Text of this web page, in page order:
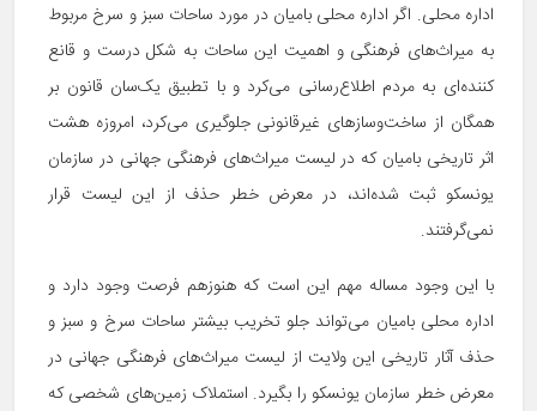
اداره محلی. اگر اداره محلی بامیان در مورد ساحات سبز و سرخ مربوط
به میراث‌های فرهنگی و اهمیت این ساحات به شکل درست و قانع
کننده‌ای به مردم اطلاع‌رسانی می‌کرد و با تطبیق یک‌سان قانون بر
همگان از ساخت‌و‌سازهای غیرقانونی جلوگیری می‌کرد، امروزه هشت
اثر تاریخی بامیان که در لیست میراث‌های فرهنگی جهانی در سازمان
یونسکو ثبت شده‌اند، در معرض خطر حذف از این لیست قرار
نمی‌گرفتند.
با این وجود مساله مهم این است که هنوزهم فرصت وجود دارد و
اداره محلی بامیان می‌تواند جلو تخریب بیشتر ساحات سرخ و سبز و
حذف آثار تاریخی این ولایت از لیست میراث‌های فرهنگی جهانی در
معرض خطر سازمان یونسکو را بگیرد. استملاک زمین‌های شخصی که